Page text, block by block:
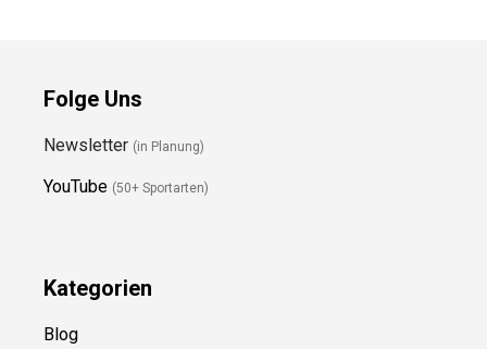
Folge Uns
Newsletter (in Planung)
YouTube (50+ Sportarten)
Kategorien
Blog